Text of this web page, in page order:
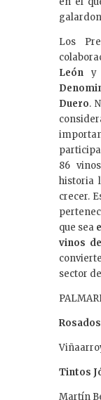
Los
León y
Duero.
86
historia
crecer.
que sea
vinos
sector
Tintos
Martín